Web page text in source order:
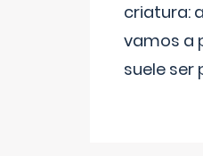
criatura:
vamos a
suele ser